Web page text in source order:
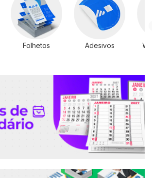
Folhetos Adesivos